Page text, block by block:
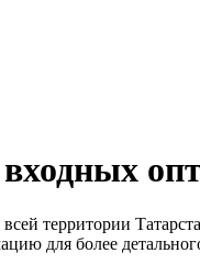
территории
для более